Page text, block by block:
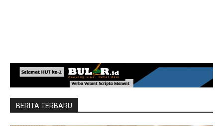
BERITA TERBARU